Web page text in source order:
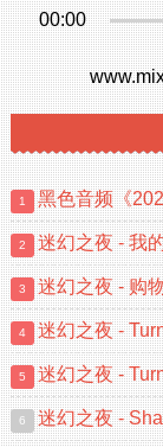
00:00
1
2
3
4
5
6